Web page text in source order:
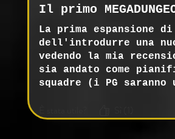
Il primo
La prima espansione
dell'introdurre una
vedendo la mia
sia andato come
squadre (i PG